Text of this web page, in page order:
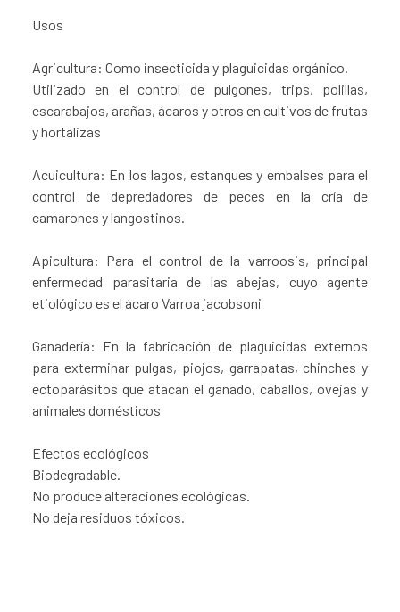
Usos
Agricultura: Como insecticida y plaguicidas orgánico.
Utilizado en el control de pulgones, trips, polillas,
escarabajos, arañas, ácaros y otros en cultivos de frutas
y hortalizas
Acuicultura: En los lagos, estanques y embalses para el
control de depredadores de peces en la cría de
camarones y langostinos.
Apicultura: Para el control de la varroosis, principal
enfermedad parasitaria de las abejas, cuyo agente
etiológico es el ácaro Varroa jacobsoni
Ganadería: En la fabricación de plaguicidas externos
para exterminar pulgas, piojos, garrapatas, chinches y
ectoparásitos que atacan el ganado, caballos, ovejas y
animales domésticos
Efectos ecológicos
Biodegradable.
No produce alteraciones ecológicas.
No deja residuos tóxicos.